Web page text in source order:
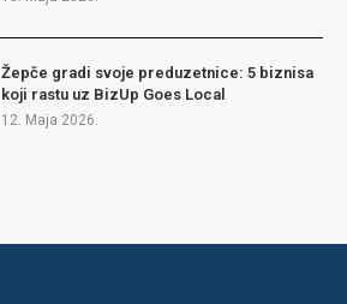
Žepče gradi svoje preduzetnice: 5 biznisa
koji rastu uz BizUp Goes Local
12. Maja 2026.